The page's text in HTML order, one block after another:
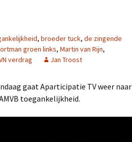
, broeder tuck, de zingende
groen links, Martin van Rijn,
verdrag Jan Troost
gaat Aparticipatie TV weer naar
toegankelijkheid.